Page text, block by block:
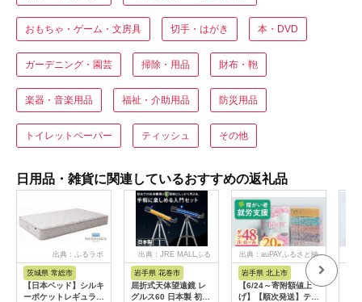
おもちゃ・ゲーム・文房具 切手・はがき 本・DVD
ガーデニング・園芸 掃除・用品 財布・鞄
楽器・音楽用品 福祉・介助用品 防災用品
トイレットペーパー ティッシュ その他
日用品・雑貨に関連しているおすすめの返礼品
出典：ふるラボ
茨城県 常総市
【日本ベッド】シルキ
ーポケットレギュラー
出典：JRE MALLふる
さと納税
岩手県 花巻市
屈折式天体望遠鏡 レ
グルス60 日本製 初心
出典：auPAYふるさと納
岩手県 北上市
【6/24～寄附額値上
げ】【順次発送】ティ